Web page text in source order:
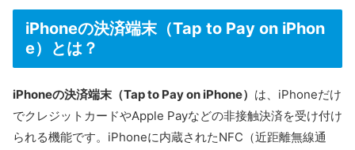
iPhoneの決済端末（Tap to Pay on iPhon
e）とは？
iPhoneの決済端末（Tap to Pay on iPhone） は、iPhoneだけ
でクレジットカードやApple Payなどの非接触決済を受け付け
られる機能です。iPhoneに内蔵されたNFC（近距離無線通